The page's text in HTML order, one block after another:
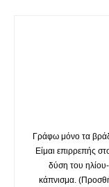
Γράφω μόνο τα
Είμαι επιρρεπής
δύση του
κάπνισμα.